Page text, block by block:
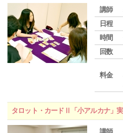
講師
日程
時間
回数
料金
タロット・カードⅡ「小アルカナ」